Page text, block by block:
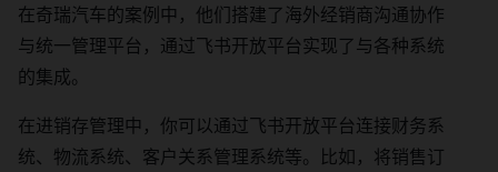
在奇瑞汽车的案例中，他们搭建了海外经销商沟通协作
与统一管理平台，通过飞书开放平台实现了与各种系统
的集成。
在进销存管理中，你可以通过飞书开放平台连接财务系
统、物流系统、客户关系管理系统等。比如，将销售订